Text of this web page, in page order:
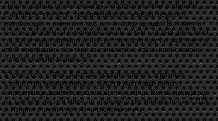
Однако сейчас правительство озаботилось этим вопросом.
Считается, что дети, употребляющие молоко, немного
превосходят в развитии тех, кто молоко не пьет. Поэтому в
настоящее время в начальной школе детям каждый день дают
по 200 мл молока. Население не слишком охотно участвует в
этой программе, все-таки тысячелетние привычки сложно
изменить за несколько лет.
Кроме того, сейчас в Китае функционирует огромное
количество молокозаводов. Власти настолько сильно
озаботились данной проблемой, что сейчас Китай находится
на третьем месте в мире по производству молока после США
и Индии. Россия идет на четвертом месте.